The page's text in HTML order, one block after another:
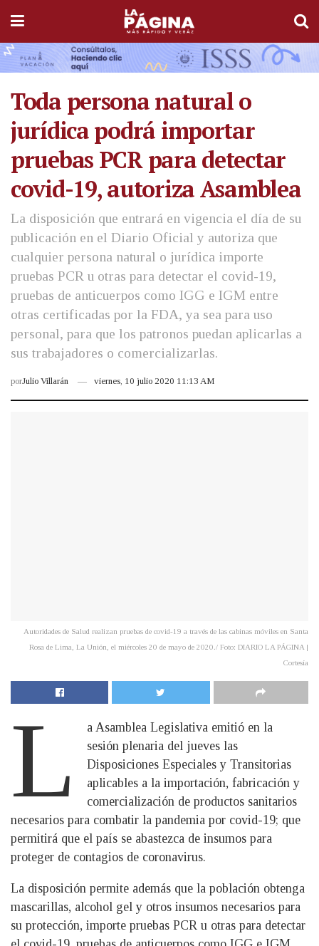
Toda persona natural o
jurídica podrá importar
pruebas PCR para detectar
covid-19, autoriza Asamblea
La disposición que entrará en vigencia el día de su
publicación en el Diario Oficial y autoriza que
cualquier persona natural o jurídica importe
pruebas PCR u otras para detectar el covid-19,
pruebas de anticuerpos como IGG e IGM entre
otras certificadas por la FDA, ya sea para uso
personal, para que los patronos puedan aplicarlas a
sus trabajadores o comercializarlas.
porJulio Villarán viernes, 10 julio 2020 11:13 AM
Autoridades de Salud realizan pruebas de covid-19 a través de las cabinas móviles en Santa
Rosa de Lima, La Unión, el miércoles 20 de mayo de 2020./ Foto: DIARIO LA PÁGINA |
Cortesía
L
a Asamblea Legislativa emitió en la
sesión plenaria del jueves las
Disposiciones Especiales y Transitorias
aplicables a la importación, fabricación y
comercialización de productos sanitarios
necesarios para combatir la pandemia por covid-19; que
permitirá que el país se abastezca de insumos para
proteger de contagios de coronavirus.
La disposición permite además que la población obtenga
mascarillas, alcohol gel y otros insumos necesarios para
su protección, importe pruebas PCR u otras para detectar